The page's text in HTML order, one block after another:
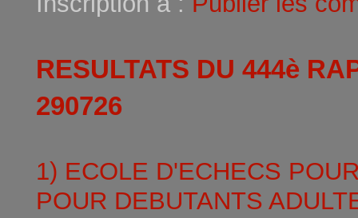
RESULTATS DU 444è
290726
1) ECOLE D'ECHECS
POUR DEBUTANTS